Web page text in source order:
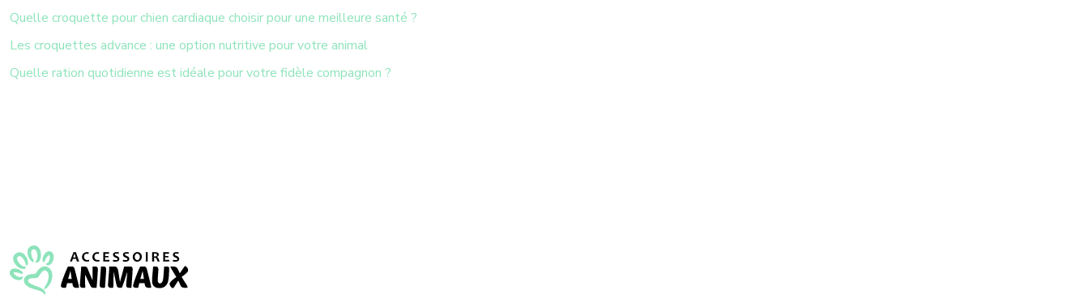
Quelle croquette pour chien cardiaque choisir pour une meilleure santé ?
Les croquettes advance : une option nutritive pour votre animal
Quelle ration quotidienne est idéale pour votre fidèle compagnon ?